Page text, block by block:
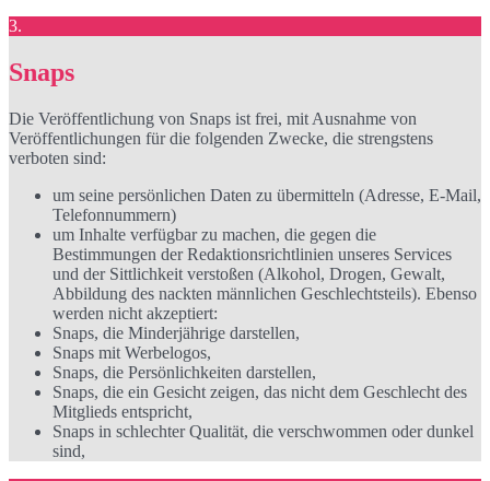
3.
Snaps
Die Veröffentlichung von Snaps ist frei, mit Ausnahme von
Veröffentlichungen für die folgenden Zwecke, die strengstens
verboten sind:
um seine persönlichen Daten zu übermitteln (Adresse, E-Mail,
Telefonnummern)
um Inhalte verfügbar zu machen, die gegen die
Bestimmungen der Redaktionsrichtlinien unseres Services
und der Sittlichkeit verstoßen (Alkohol, Drogen, Gewalt,
Abbildung des nackten männlichen Geschlechtsteils). Ebenso
werden nicht akzeptiert:
Snaps, die Minderjährige darstellen,
Snaps mit Werbelogos,
Snaps, die Persönlichkeiten darstellen,
Snaps, die ein Gesicht zeigen, das nicht dem Geschlecht des
Mitglieds entspricht,
Snaps in schlechter Qualität, die verschwommen oder dunkel
sind,